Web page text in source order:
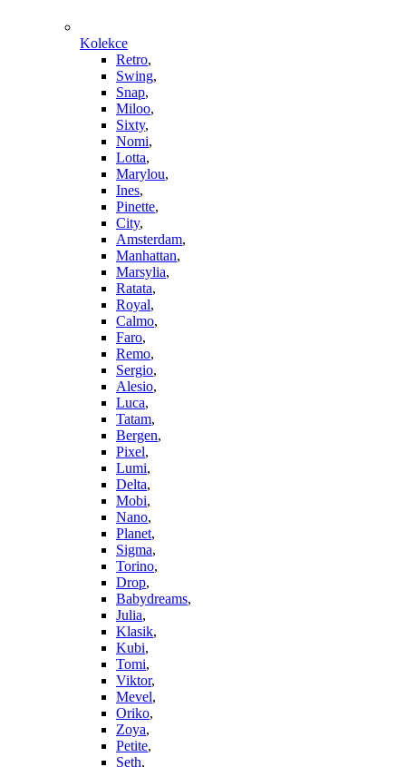
Kolekce
Retro,
Swing,
Snap,
Miloo,
Sixty,
Nomi,
Lotta,
Marylou,
Ines,
Pinette,
City,
Amsterdam,
Manhattan,
Marsylia,
Ratata,
Royal,
Calmo,
Faro,
Remo,
Sergio,
Alesio,
Luca,
Tatam,
Bergen,
Pixel,
Lumi,
Delta,
Mobi,
Nano,
Planet,
Sigma,
Torino,
Drop,
Babydreams,
Julia,
Klasik,
Kubi,
Tomi,
Viktor,
Mevel,
Oriko,
Zoya,
Petite,
Seth,